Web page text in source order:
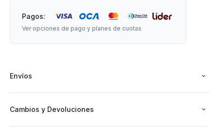
Pagos:
Ver opciones de pago y planes de cuotas
Envíos
Cambios y Devoluciones